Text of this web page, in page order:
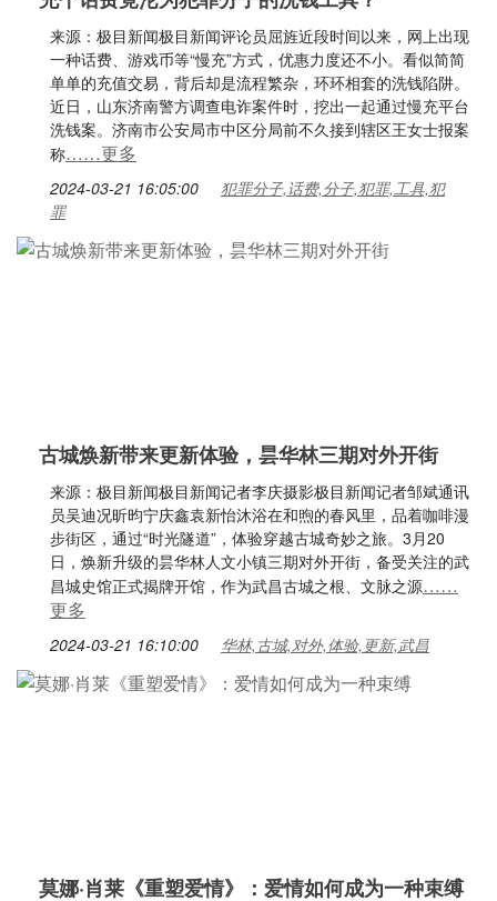
来源：极目新闻极目新闻评论员屈旌近段时间以来，网上出现
一种话费、游戏币等“慢充”方式，优惠力度还不小。看似简简
单单的充值交易，背后却是流程繁杂，环环相套的洗钱陷阱。
近日，山东济南警方调查电诈案件时，挖出一起通过慢充平台
洗钱案。济南市公安局市中区分局前不久接到辖区王女士报案
称……更多
2024-03-21 16:05:00
犯罪分子,话费,分子,犯罪,工具,犯
罪
古城焕新带来更新体验，昙华林三期对外开街
来源：极目新闻极目新闻记者李庆摄影极目新闻记者邹斌通讯
员吴迪况昕昀宁庆鑫袁新怡沐浴在和煦的春风里，品着咖啡漫
步街区，通过“时光隧道”，体验穿越古城奇妙之旅。3月20
日，焕新升级的昙华林人文小镇三期对外开街，备受关注的武
昌城史馆正式揭牌开馆，作为武昌古城之根、文脉之源……
更多
2024-03-21 16:10:00 华林,古城,对外,体验,更新,武昌
莫娜·肖莱《重塑爱情》：爱情如何成为一种束缚